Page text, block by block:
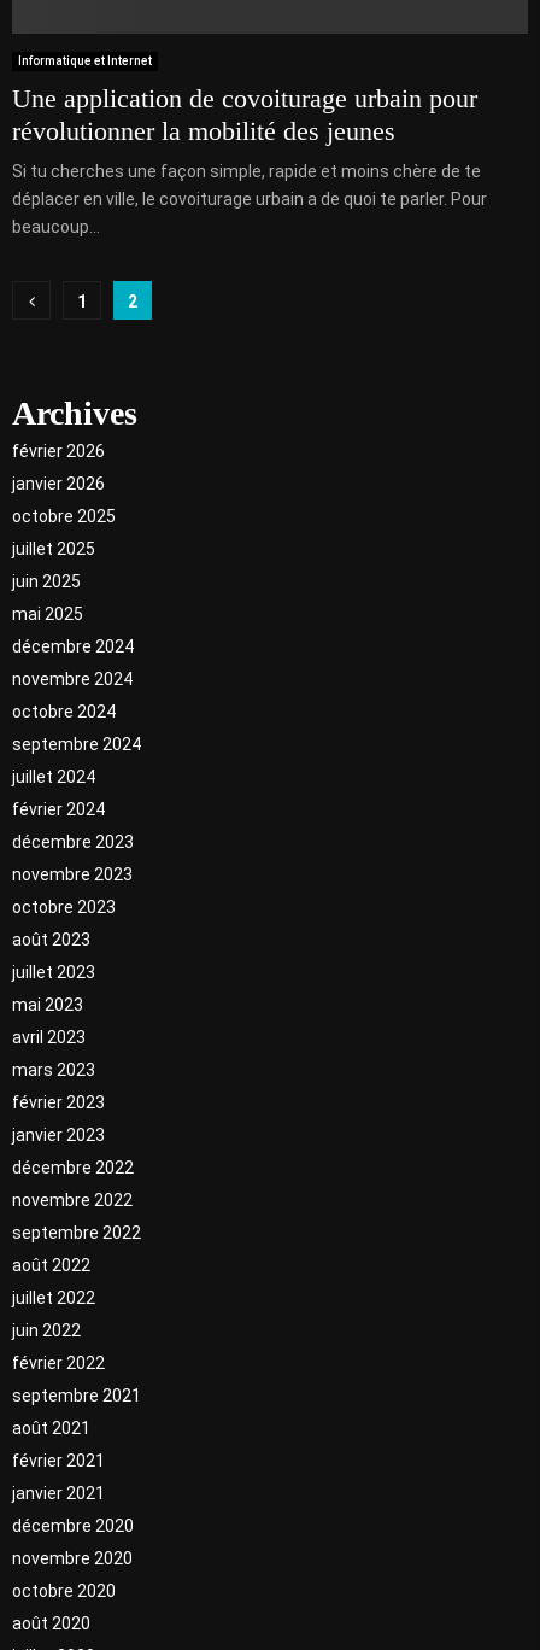
Informatique et Internet
Une application de covoiturage urbain pour
révolutionner la mobilité des jeunes
Si tu cherches une façon simple, rapide et moins chère de te
déplacer en ville, le covoiturage urbain a de quoi te parler. Pour
beaucoup...
Pagination
1 2
Archives
février 2026
janvier 2026
octobre 2025
juillet 2025
juin 2025
mai 2025
décembre 2024
novembre 2024
octobre 2024
septembre 2024
juillet 2024
février 2024
décembre 2023
novembre 2023
octobre 2023
août 2023
juillet 2023
mai 2023
avril 2023
mars 2023
février 2023
janvier 2023
décembre 2022
novembre 2022
septembre 2022
août 2022
juillet 2022
juin 2022
février 2022
septembre 2021
août 2021
février 2021
janvier 2021
décembre 2020
novembre 2020
octobre 2020
août 2020